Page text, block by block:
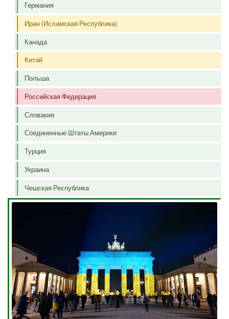
Германия
Иран (Исламская Республика)
Канада
Китай
Польша
Российская Федерация
Словакия
Соединенные Штаты Америки
Турция
Украина
Чешская Республика